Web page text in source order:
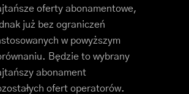
oferty abonamentowe,
już bez ograniczeń
w powyższym
Będzie to wybrany
abonament
ofert operatorów.